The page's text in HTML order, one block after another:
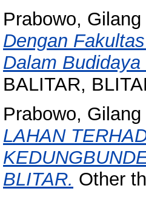
Prabowo, Gilang
Dengan
Dalam Budidaya
BALITAR,
Prabowo, Gilang
LAHAN
BLITAR. Other